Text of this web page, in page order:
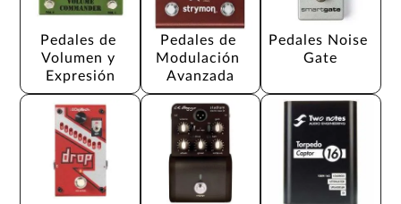
Pedales de
Volumen y
Expresión
Pedales de
Modulación
Avanzada
Pedales Noise
Gate